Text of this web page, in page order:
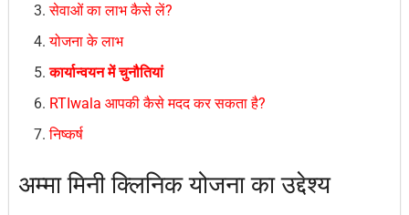
सेवाओं का लाभ कैसे लें?
योजना के लाभ
कार्यान्वयन में चुनौतियां
RTIwala आपकी कैसे मदद कर सकता है?
निष्कर्ष
अम्मा मिनी क्लिनिक योजना का उद्देश्य